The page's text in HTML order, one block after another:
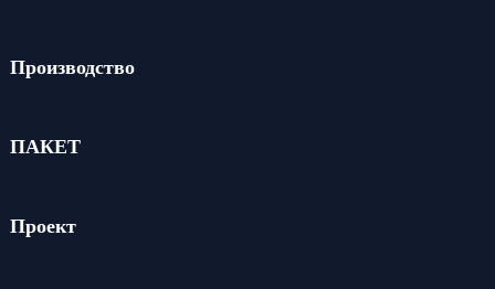
Производство
ПАКЕТ
Проект